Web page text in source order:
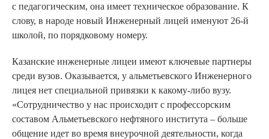
с педагогическим, она имеет техническое образование. К
слову, в народе новый Инженерный лицей именуют 26-й
школой, по порядковому номеру.
Казанские инженерные лицеи имеют ключевые партнеры
среди вузов. Оказывается, у альметьевского Инженерного
лицея нет специальной привязки к какому-либо вузу.
«Сотрудничество у нас происходит с профессорским
составом Альметьевского нефтяного института – больше
общение идет во время внеурочной деятельности, когда